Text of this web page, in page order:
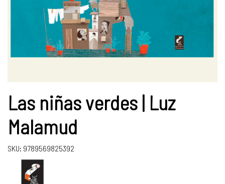
Las niñas verdes | Luz
Malamud
SKU: 9789569825392